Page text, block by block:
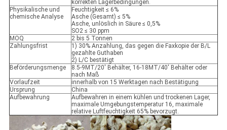
korrekten Lagerbedingungen.
Physikalische und
chemische Analyse
Feuchtigkeit ≤ 6%
Asche (Gesamt) ≤ 5%
Asche, unlöslich in Säure ≤ 0,5%
SO2 ≤ 30 ppm
MOQ
2 bis 5 Tonnen
Zahlungsfrist
1) 30% Anzahlung, das gegen die Faxkopie der B/L
gezahlte Guthaben
2) L/C bestätigt
Beförderungsmenge
8.5-9MT/20' Behälter, 16-18MT/40' Behälter oder
nach Maß
Vorlaufzeit
innerhalb von 15 Werktagen nach Bestätigung
Ursprung
China
Aufbewahrung
Aufbewahren in einem kühlen und trockenen Lager,
maximale Umgebungstemperatur 16, maximale
relative Luftfeuchtigkeit 65% bevorzugt.